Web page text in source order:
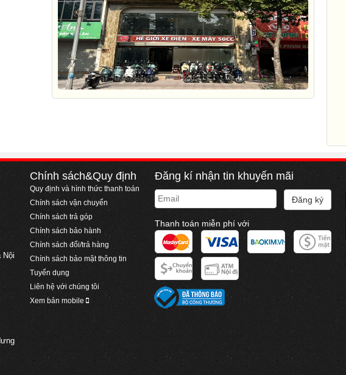
Nội
Chính sách&Quy định
Quy định và hình thức thanh toán
Chính sách vận chuyển
Chính sách trả góp
Chính sách bảo hành
Chính sách đổi/trả hàng
Chính sách bảo mật thông tin
Tuyển dụng
Liên hệ với chúng tôi
Xem bản mobile
Đăng kí nhận tin khuyến mãi
Email
Thanh toán miễn phí với